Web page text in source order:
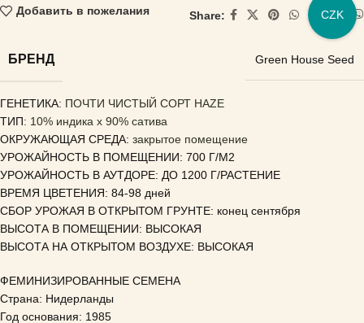
Добавить в пожелания Share:
БРЕНД Green House Seed
ГЕНЕТИКА: ПОЧТИ ЧИСТЫЙ СОРТ HAZE
ТИП: 10% индика x 90% сатива
ОКРУЖАЮЩАЯ СРЕДА: закрытое помещение
УРОЖАЙНОСТЬ В ПОМЕЩЕНИИ: 700 Г/М2
УРОЖАЙНОСТЬ В АУТДОРЕ: ДО 1200 Г/РАСТЕНИЕ
ВРЕМЯ ЦВЕТЕНИЯ: 84-98 дней
СБОР УРОЖАЯ В ОТКРЫТОМ ГРУНТЕ: конец сентября
ВЫСОТА В ПОМЕЩЕНИИ: ВЫСОКАЯ
ВЫСОТА НА ОТКРЫТОМ ВОЗДУХЕ: ВЫСОКАЯ
ФЕМИНИЗИРОВАННЫЕ СЕМЕНА
Страна: Нидерланды
Год основания: 1985
CZK